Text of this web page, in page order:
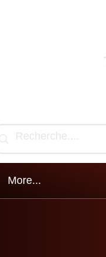
More...